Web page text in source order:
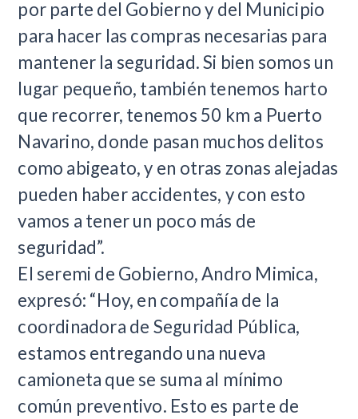
por parte del Gobierno y del Municipio
para hacer las compras necesarias para
mantener la seguridad. Si bien somos un
lugar pequeño, también tenemos harto
que recorrer, tenemos 50 km a Puerto
Navarino, donde pasan muchos delitos
como abigeato, y en otras zonas alejadas
pueden haber accidentes, y con esto
vamos a tener un poco más de
seguridad”.
El seremi de Gobierno, Andro Mimica,
expresó: “Hoy, en compañía de la
coordinadora de Seguridad Pública,
estamos entregando una nueva
camioneta que se suma al mínimo
común preventivo. Esto es parte de